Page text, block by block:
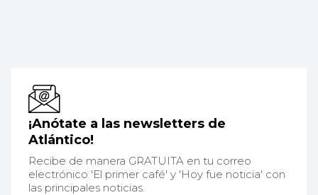
¡Anótate a las newsletters de
Atlántico!
Recibe de manera GRATUITA en tu correo
electrónico 'El primer café' y 'Hoy fue noticia' con
las principales noticias.